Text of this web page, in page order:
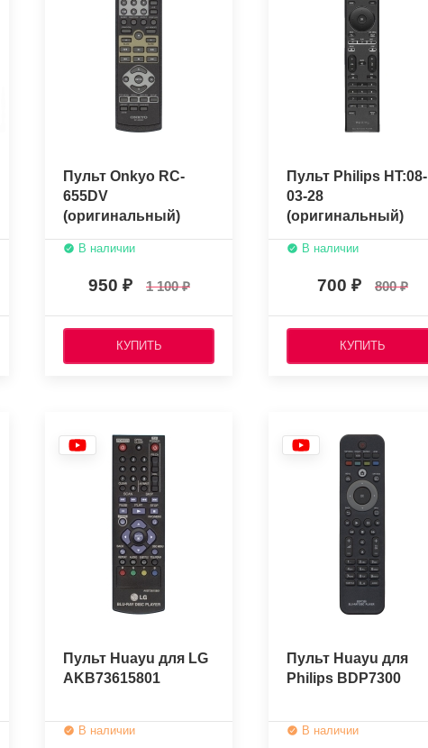
Пульт Onkyo RC-
655DV
(оригинальный)
В наличии
950 1 100
КУПИТЬ
Пульт Philips HT:08-
03-28
(оригинальный)
В наличии
700 800
КУПИТЬ
Пульт Huayu для LG
AKB73615801
В наличии
Пульт Huayu для
Philips BDP7300
В наличии